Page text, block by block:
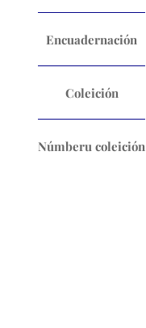
Encuadernación
Coleición
Númberu coleición